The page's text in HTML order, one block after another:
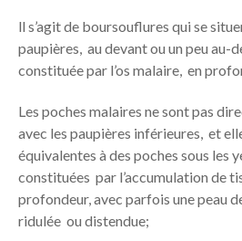
ll s’agit de boursouflures qui se
paupières, au devant ou un peu au-
constituée par l’os malaire, en
Les poches malaires ne sont pas
avec les paupières inférieures, et
équivalentes à des poches sous les
constituées par l’accumulation de
profondeur, avec parfois une peau
ridulée ou distendue;